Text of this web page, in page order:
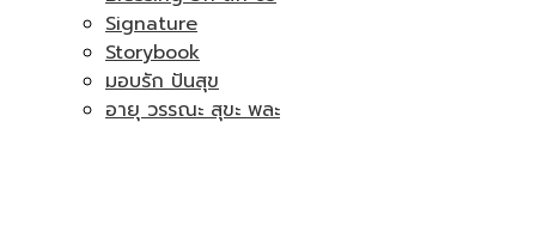
Signature
Storybook
มอบรัก ปันสุข
อายุ วรรณะ สุขะ พละ